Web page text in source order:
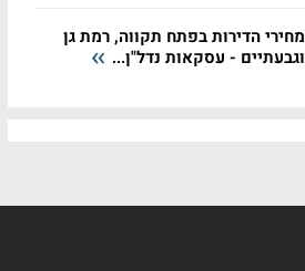
מחירי הדירות בפתח תקווה, רמת גן
וגבעתיים - עסקאות נדל"ן...